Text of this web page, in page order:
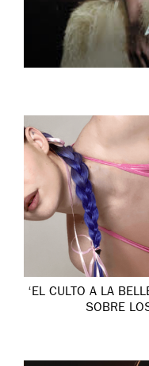
‘EL CULTO A LA
SOBRE